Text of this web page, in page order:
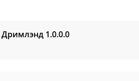
Дримлэнд 1.0.0.0